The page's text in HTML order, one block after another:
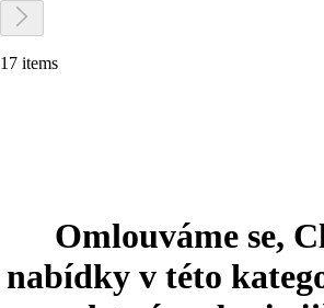
17 items
Omlouváme se,
nabídky v této